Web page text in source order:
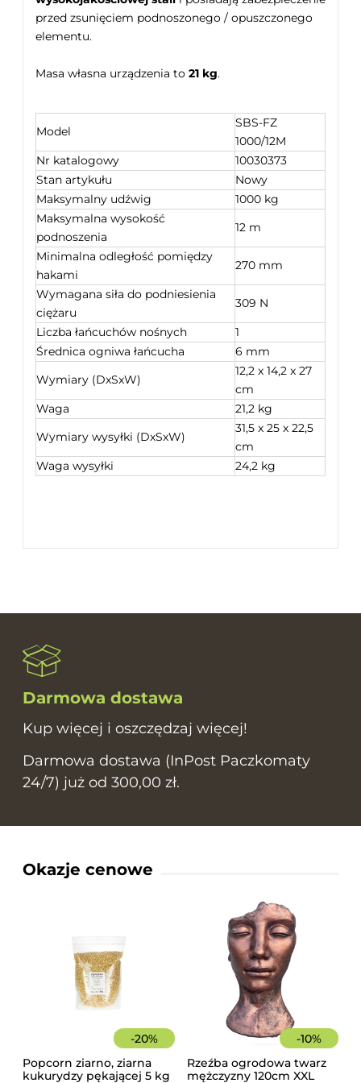
przed zsunięciem podnoszonego / opuszczonego
elementu.
Masa własna urządzenia to 21 kg.
Model
SBS-FZ
1000/12M
Nr katalogowy
10030373
Stan artykułu
Nowy
Maksymalny udźwig
1000 kg
Maksymalna wysokość
podnoszenia
12 m
Minimalna odległość pomiędzy
hakami
270 mm
Wymagana siła do podniesienia
ciężaru
309 N
Liczba łańcuchów nośnych
1
Średnica ogniwa łańcucha
6 mm
Wymiary (DxSxW)
12,2 x 14,2 x 27
cm
Waga
21,2 kg
Wymiary wysyłki (DxSxW)
31,5 x 25 x 22,5
cm
Waga wysyłki
24,2 kg
Darmowa dostawa
Kup więcej i oszczędzaj więcej!
Darmowa dostawa (InPost Paczkomaty
24/7) już od 300,00 zł.
Okazje cenowe
-20%
Popcorn ziarno, ziarna
kukurydzy pękającej 5 kg
-10%
Rzeźba ogrodowa twarz
mężczyzny 120cm XXL